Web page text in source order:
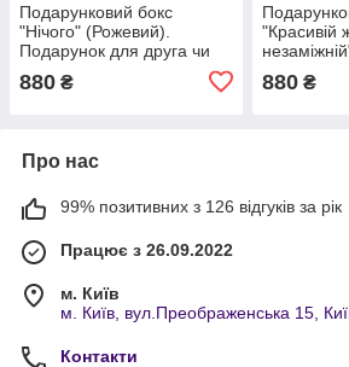
Подарунковий бокс
"Нічого" (Рожевий).
Подарунок для друга чи
Народження
880 ₴
"Красивій
день
чи
880₴
Про нас
99% позитивних з 126 відгуків за рік
Працює з 26.09.2022
м. Київ
м. Київ, вул.Преображенська 15,
Контакти